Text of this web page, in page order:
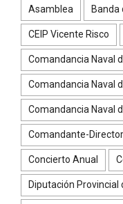
Asamblea Banda
CEIP Vicente Risco
Comandancia Naval
Comandancia Naval
Comandancia Naval
Comandante-
Concierto Anual
Diputación Provincial